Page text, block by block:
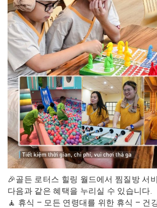
🎉골든 로터스 힐링 월드에서 찜질방 서
다음과 같은 혜택을 누리실 수 있습니다.
🧘 휴식 – 모든 연령대를 위한 휴식 – 건